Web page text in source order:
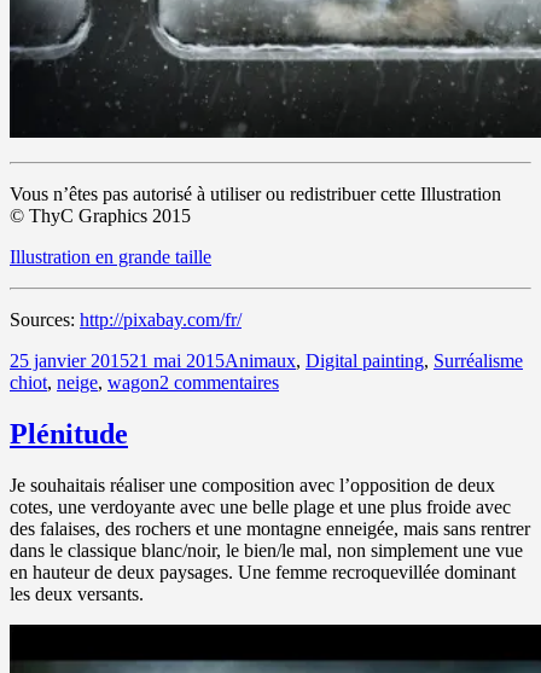
Vous n’êtes pas autorisé à utiliser ou redistribuer cette Illustration
© ThyC Graphics 2015
Illustration en grande taille
Sources: http://pixabay.com/fr/
Publié
le
25 janvier 201521 mai 2015Catégories
Animaux, Digital painting, Surréalisme
chiot, neige, wagon2 commentairessur
Plénitude
Je souhaitais réaliser une composition avec l’opposition de deux
cotes, une verdoyante avec une belle plage et une plus froide avec
des falaises, des rochers et une montagne enneigée, mais sans rentrer
dans le classique blanc/noir, le bien/le mal, non simplement une vue
en hauteur de deux paysages. Une femme recroquevillée dominant
les deux versants.